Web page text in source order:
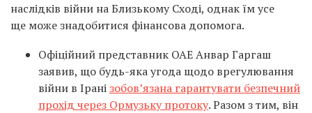
наслідків війни на Близькому Сході, однак їм усе
ще може знадобитися фінансова допомога.
Офіційний представник ОАЕ Анвар Гаргаш
заявив, що будь-яка угода щодо врегулювання
війни в Іранізобов’язана гарантувати безпечний
прохід через Ормузьку протоку. Разом з тим, він